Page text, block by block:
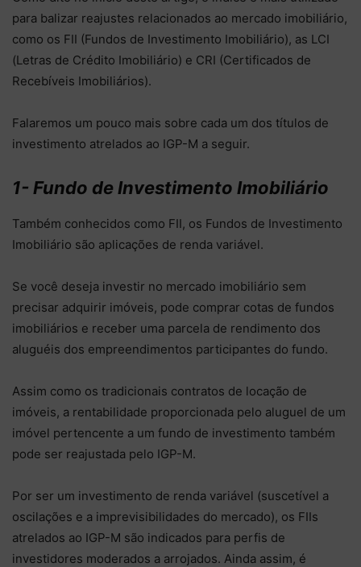
para balizar reajustes relacionados ao mercado imobiliário,
como os FII (Fundos de Investimento Imobiliário), as LCI
(Letras de Crédito Imobiliário) e CRI (Certificados de
Recebíveis Imobiliários).
Falaremos um pouco mais sobre cada um dos títulos de
investimento atrelados ao IGP-M a seguir.
1- Fundo de Investimento Imobiliário
Também conhecidos como FII, os Fundos de Investimento
Imobiliário são aplicações de renda variável.
Se você deseja investir no mercado imobiliário sem
precisar adquirir imóveis, pode comprar cotas de fundos
imobiliários e receber uma parcela de rendimento dos
aluguéis dos empreendimentos participantes do fundo.
Assim como os tradicionais contratos de locação de
imóveis, a rentabilidade proporcionada pelo aluguel de um
imóvel pertencente a um fundo de investimento também
pode ser reajustada pelo IGP-M.
Por ser um investimento de renda variável (suscetível a
oscilações e a imprevisibilidades do mercado), os FIIs
atrelados ao IGP-M são indicados para perfis de
investidores moderados a arrojados. Ainda assim, é